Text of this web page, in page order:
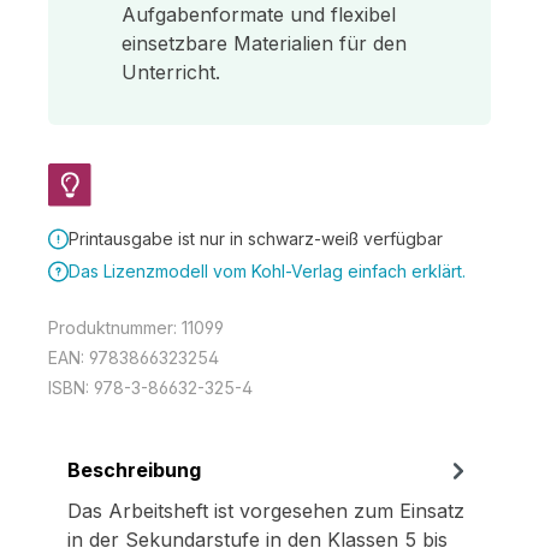
Aufgabenformate und flexibel
einsetzbare Materialien für den
Unterricht.
Printausgabe ist nur in schwarz-weiß verfügbar
Das Lizenzmodell vom Kohl-Verlag einfach erklärt.
Produktnummer: 11099
EAN: 9783866323254
ISBN: 978-3-86632-325-4
Beschreibung
Das Arbeitsheft ist vorgesehen zum Einsatz
in der Sekundarstufe in den Klassen 5 bis